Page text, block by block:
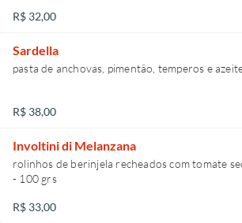
R$ 32,00
Sardella
R$ 38,00
Involtini di Melanzana
rolinhos de berinjela recheados com tomate
- 100 grs
R$ 33,00